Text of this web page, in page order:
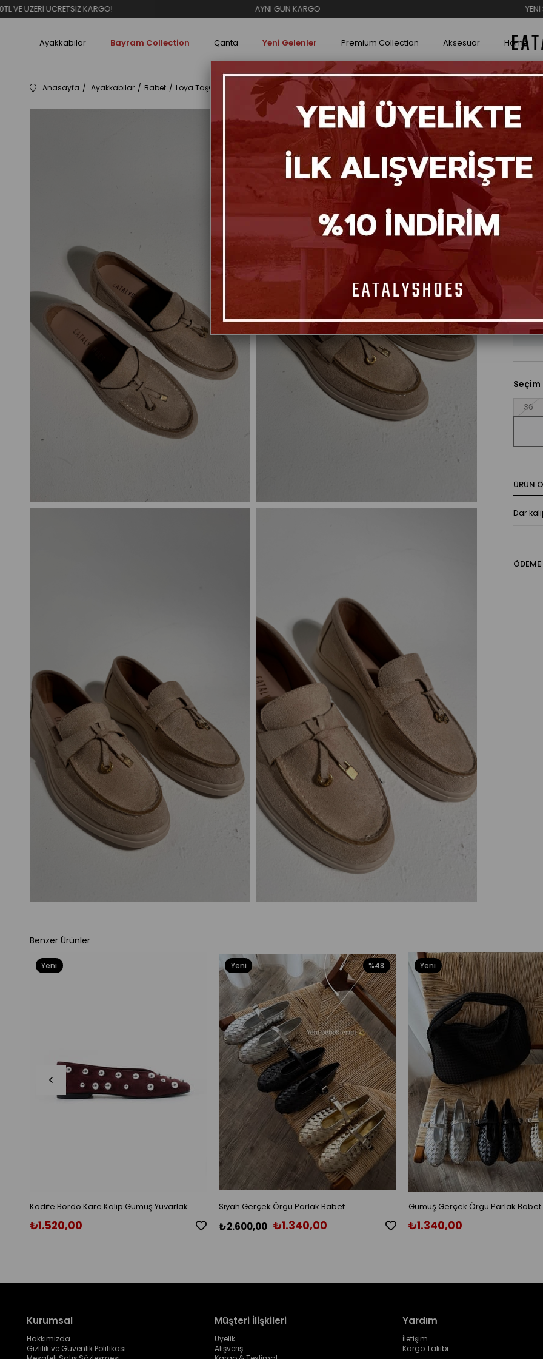
KARGO! AYNI GÜN KARGO YENİ SEZON
Ayakkabılar Bayram Collection Çanta Yeni Gelenler Premium Collection Aksesuar Home
Anasayfa Ayakkabılar Babet Loya TaşGri Süet Tokalı Kadın Babet
Loya
Renk
Seçim
36
ÜRÜN
Dar
ÖDEME
Benzer Ürünler
Kadife Bordo Kare Kalıp Gümüş Yuvarlak
Toka Aksesuarlı Babet
₺1.520,00
Yeni
Siyah Gerçek Örgü Parlak Babet
₺1.340,00
₺2.600,00
%48
Yeni
Ürün
Gümüş Gerçek Örgü Parlak Babet
₺1.340,00
Yeni
Ürün
Kurumsal
Hakkımızda
Gizlilik ve Güvenlik Politikası
Müşteri İlişkileri
Üyelik
Alışveriş
Yardım
İletişim
Kargo Takibi